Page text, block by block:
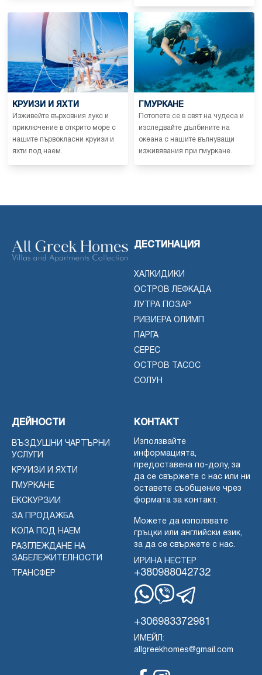
КРУИЗИ И ЯХТИ
Изживейте върховния лукс и
приключение в открито море с
нашите първокласни круизи и
яхти под наем.
ГМУРКАНЕ
Потопете се в свят на чудеса и
изследвайте дълбините на
океана с нашите вълнуващи
изживявания при гмуркане.
ДЕСТИНАЦИЯ
ХАЛКИДИКИ
ОСТРОВ ЛЕФКАДА
ЛУТРА ПОЗАР
РИВИЕРА ОЛИМП
ПАРГА
СЕРЕС
ОСТРОВ ТАСОС
СОЛУН
ДЕЙНОСТИ
ВЪЗДУШНИ ЧАРТЪРНИ
УСЛУГИ
КРУИЗИ И ЯХТИ
ГМУРКАНЕ
ЕКСКУРЗИИ
ЗА ПРОДАЖБА
КОЛА ПОД НАЕМ
РАЗГЛЕЖДАНЕ НА
ЗАБЕЛЕЖИТЕЛНОСТИ
ТРАНСФЕР
КОНТАКТ
Използвайте
информацията,
предоставена по-долу, за
да се свържете с нас или ни
оставете съобщение чрез
формата за контакт.
Можете да използвате
гръцки или английски език,
за да се свържете с нас.
ИРИНА НЕСТЕР
+380988042732
+306983372981
ИМЕЙЛ:
allgreekhomes@gmail.com